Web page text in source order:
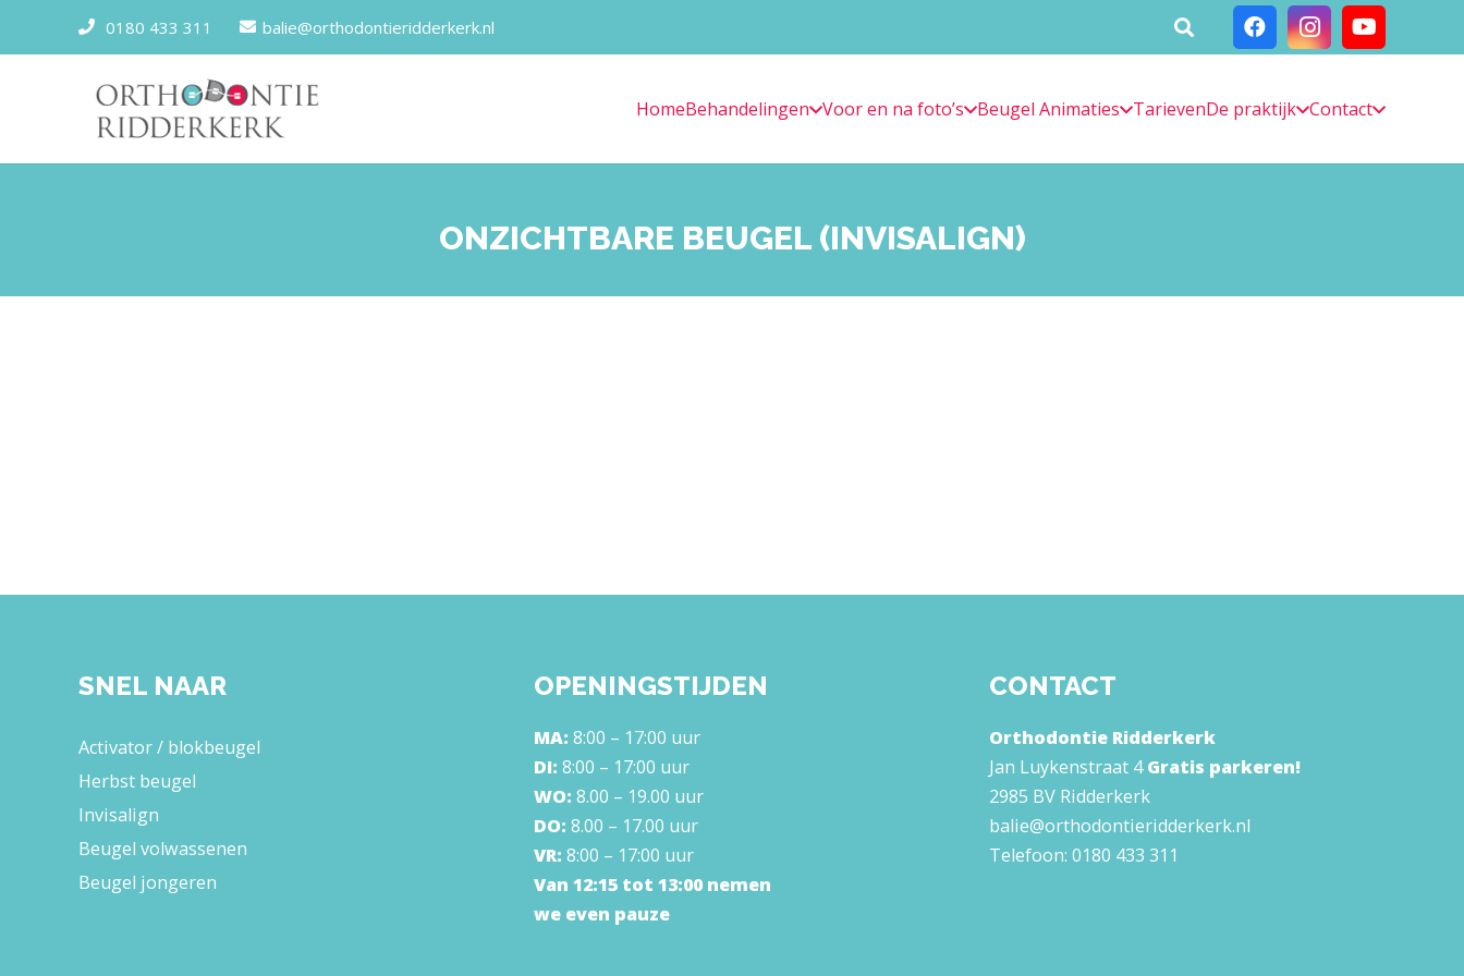
0180 433 311 balie@orthodontieridderkerk.nl
HomeBehandelingen Voor en na foto’s Beugel Animaties TarievenDe praktijk Contact
ONZICHTBARE BEUGEL (INVISALIGN)
SNEL NAAR
Activator / blokbeugel
Herbst beugel
Invisalign
Beugel volwassenen
Beugel jongeren
OPENINGSTIJDEN
MA: 8:00 – 17:00 uur
DI: 8:00 – 17:00 uur
WO: 8.00 – 19.00 uur
DO: 8.00 – 17.00 uur
VR: 8:00 – 17:00 uur
Van 12:15 tot 13:00 nemen
we even pauze
CONTACT
Orthodontie Ridderkerk
Jan Luykenstraat 4 Gratis parkeren!
2985 BV Ridderkerk
balie@orthodontieridderkerk.nl
Telefoon: 0180 433 311